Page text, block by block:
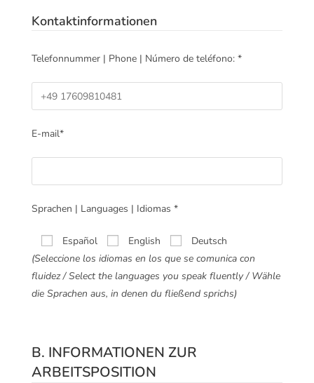
Kontaktinformationen
Telefonnummer | Phone | Número de teléfono: *
E-mail*
Sprachen | Languages | Idiomas *
Español English
Deutsch
(Seleccione los idiomas en los que se comunica con
fluidez / Select the languages you speak fluently / Wähle
die Sprachen aus, in denen du fließend sprichs)
B. INFORMATIONEN ZUR
ARBEITSPOSITION